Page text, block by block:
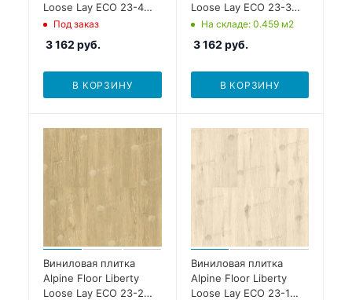
Loose Lay ECO 23-4
Дуб Натуральный
Изысканный
Под заказ
3 162 руб.
В КОРЗИНУ
Loose Lay ECO 23-3
Дуб Натуральный
Отбеленный
На складе: 0.459 м2
3 162 руб.
В КОРЗИНУ
Виниловая плитка
Alpine Floor Liberty
Loose Lay ECO 23-2
Виниловая плитка
Alpine Floor Liberty
Loose Lay ECO 23-1